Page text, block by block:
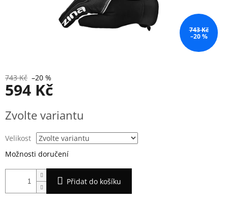
743 Kč
–20 %
743 Kč –20 %
594 Kč
cena:
Zvolte variantu
Velikost
Možnosti doručení
Přidat do košíku